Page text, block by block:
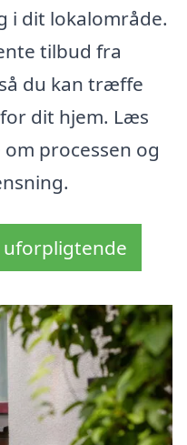
i dit lokalområde.
tilbud fra
du kan træffe
dit hjem. Læs
processen og
uforpligtende